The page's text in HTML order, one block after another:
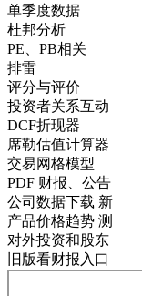
单季度数据
杜邦分析
PE、PB相关
排雷
评分与评价
投资者关系互动
DCF折现器
席勒估值计算器
交易网格模型
PDF 财报、公告
公司数据下载 新
产品价格趋势 测
对外投资和股东
旧版看财报入口